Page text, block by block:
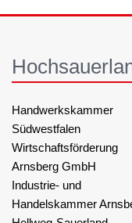
Handwerkskammer
Südwestfalen
Wirtschaftsförderung
Arnsberg GmbH
Industrie- und
Handelskammer